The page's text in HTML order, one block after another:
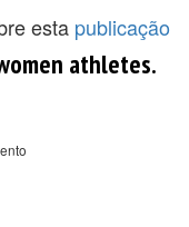
esta publicação
athletes.